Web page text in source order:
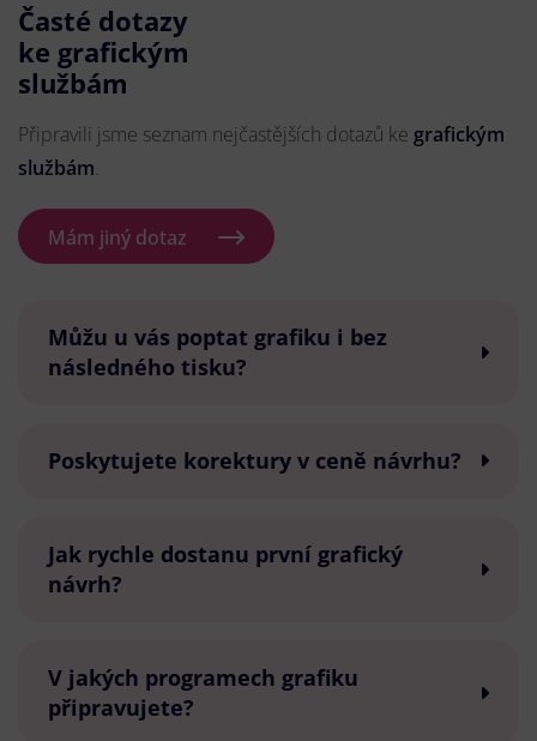
Časté dotazy
ke grafickým
službám
Připravili jsme seznam nejčastějších dotazů ke grafickým
službám.
Mám jiný dotaz
Můžu u vás poptat grafiku i bez
následného tisku?
Poskytujete korektury v ceně návrhu?
Jak rychle dostanu první grafický
návrh?
V jakých programech grafiku
připravujete?